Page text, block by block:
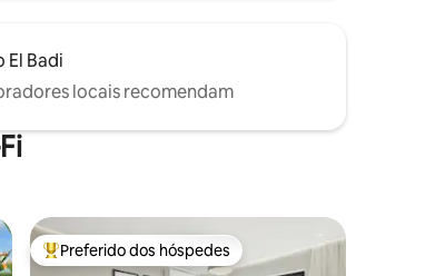
El Badi
locais recomendam
Entre os melhores preferidos dos hóspedes
Preferido dos hóspedes